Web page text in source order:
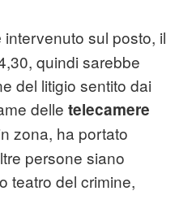
intervenuto sul posto, il
quindi sarebbe
del litigio sentito dai
delle telecamere
zona, ha portato
persone siano
teatro del crimine,